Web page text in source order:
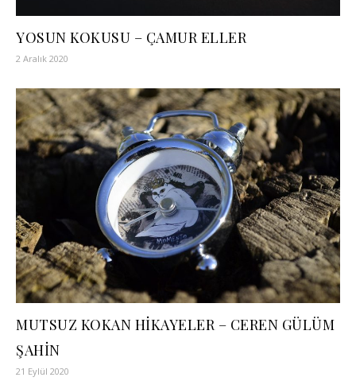
YOSUN KOKUSU – ÇAMUR ELLER
2 Aralık 2020
MUTSUZ KOKAN HİKAYELER – CEREN GÜLÜM
ŞAHİN
21 Eylül 2020